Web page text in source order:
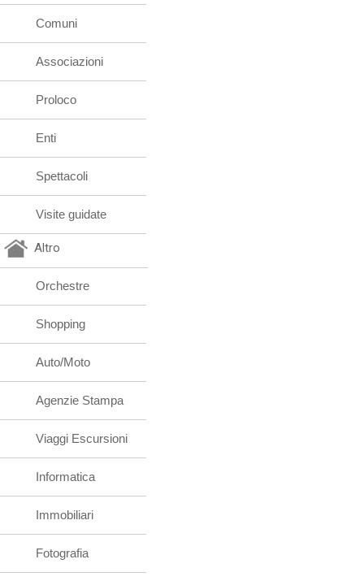
Comuni
Associazioni
Proloco
Enti
Spettacoli
Visite guidate
Altro
Orchestre
Shopping
Auto/Moto
Agenzie Stampa
Viaggi Escursioni
Informatica
Immobiliari
Fotografia